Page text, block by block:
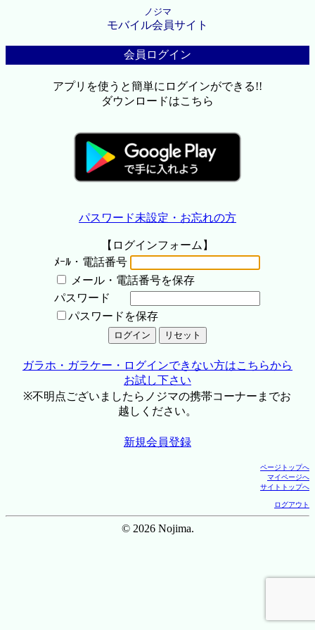
ノジマ
モバイル会員サイト
会員ログイン
アプリを使うと簡単にログインができる!!
ダウンロードはこちら
パスワード未設定・お忘れの方
【ログインフォーム】
ﾒｰﾙ・電話番号
メール・電話番号を保存
パスワード
パスワードを保存
ガラホ・ガラケー・ログインできない方はこちらから
お試し下さい
※不明点ございましたらノジマの携帯コーナーまでお
越しください。
新規会員登録
ページトップへ
マイページへ
サイトトップへ
ログアウト
© 2026 Nojima.